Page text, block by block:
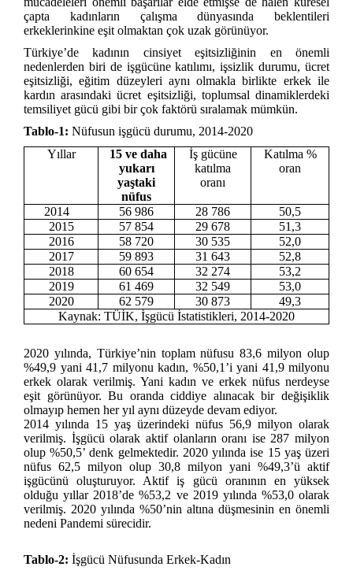
çapta kadınların çalışma dünyasında beklentileri
erkeklerinkine eşit olmaktan çok uzak görünüyor.
Türkiye’de kadının cinsiyet eşitsizliğinin en önemli
nedenlerden biri de işgücüne katılımı, işsizlik durumu, ücret
eşitsizliği, eğitim düzeyleri aynı olmakla birlikte erkek ile
kardın arasındaki ücret eşitsizliği, toplumsal dinamiklerdeki
temsiliyet gücü gibi bir çok faktörü sıralamak mümkün.
Tablo-1: Nüfusun işgücü durumu, 2014-2020
Yıllar
15 ve daha
yukarı
yaştaki
nüfus
İş gücüne
katılma
oranı
Katılma %
oran
2014 56 986 28 786
50,5
2015
57 854 29 678
51,3
2016
58 720 30 535
52,0
2017
59 893 31 643
52,8
2018
60 654 32 274
53,2
2019
61 469 32 549
53,0
2020
62 579 30 873
49,3
Kaynak: TÜİK, İşgücü İstatistikleri, 2014-2020
2020 yılında, Türkiye’nin toplam nüfusu 83,6 milyon olup
%49,9 yani 41,7 milyonu kadın, %50,1’i yani 41,9 milyonu
erkek olarak verilmiş. Yani kadın ve erkek nüfus nerdeyse
eşit görünüyor. Bu oranda ciddiye alınacak bir değişiklik
olmayıp hemen her yıl aynı düzeyde devam ediyor.
2014 yılında 15 yaş üzerindeki nüfus 56,9 milyon olarak
verilmiş. İşgücü olarak aktif olanların oranı ise 287 milyon
olup %50,5’ denk gelmektedir. 2020 yılında ise 15 yaş üzeri
nüfus 62,5 milyon olup 30,8 milyon yani %49,3’ü aktif
işgücünü oluşturuyor. Aktif iş gücü oranının en yüksek
olduğu yıllar 2018’de %53,2 ve 2019 yılında %53,0 olarak
verilmiş. 2020 yılında %50’nin altına düşmesinin en önemli
nedeni Pandemi sürecidir.
Tablo-2: İşgücü Nüfusunda Erkek-Kadın